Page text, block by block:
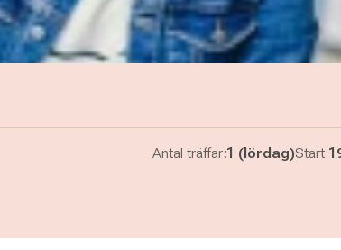
Antal träffar:1 (lördag)Start: